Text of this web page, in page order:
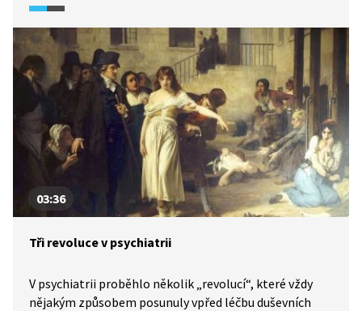
pacientů k navázání tajné spolupráce např. se Státní
bezpečností. Jedním z příkladů je i případ MUDr.
Miroslava Plzáka, kterému se však po listopadu 1989
nedostalo žádného společenského odsudku.
03:36
Tři revoluce v psychiatrii
V psychiatrii proběhlo několik „revolucí“, které vždy
nějakým způsobem posunuly vpřed léčbu duševních